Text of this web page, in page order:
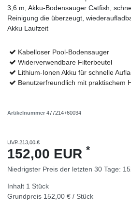
3,6 m, Akku-Bodensauger Catfish,
Reinigung die überzeugt,
Akku Laufzeit
Kabelloser Pool-Bodensauger
Widerverwendbare Filterbeutel
Lithium-Ionen Akku für schnelle
Benutzerfreundlich mit praktischem
Artikelnummer 477214+60034
UVP 213,00 €
152,00 EUR *
Niedrigster Preis der letzten 30 Tage:
Inhalt 1 Stück
Grundpreis 152,00 € / Stück